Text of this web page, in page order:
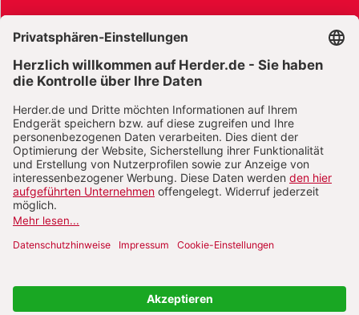
Widerrufsbelehrung E-Books
Widerrufsbelehrung Zeitschriften Datenschutz
Datenschutz Social Media Barrierefreiheit
Vertrag widerrufen